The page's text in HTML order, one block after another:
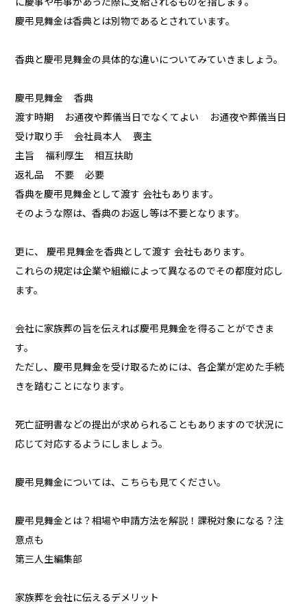
に慶事や弔事があった際に支給されるものを指します。
慶弔見舞金は香典とは別物であるとされています。
香典と慶弔見舞金の具体的な違いについてみていきましょう。
慶弔見舞金 香典
渡す時期 お通夜や葬儀当日でなくてよい お通夜や葬儀当日
受け取り手 会社員本人 喪主
主旨 福利厚生 相互扶助
返礼品 不要 必要
香典を慶弔見舞金として渡す 会社もあります。
そのような際は、香典のお返し等は不要となります。
更に、 慶弔見舞金を香典として渡す 会社もあります。
これらの規定は企業や組織によって異なるのでその都度対応し
ます。
会社に家族葬の旨を伝えれば慶弔見舞金を得ることができま
す。
ただし、慶弔見舞金を受け取るためには、各企業が定めた手続
きを踏むことになります。
死亡証明書などの提出が求められることもありますので状況に
応じて対応するようにしましょう。
慶弔見舞金については、こちらも見てください。
慶弔見舞金とは？相場や申請方法を解説！課税対象になる？注
意点も
第三人生編集部
家族葬を会社に伝えるデメリット